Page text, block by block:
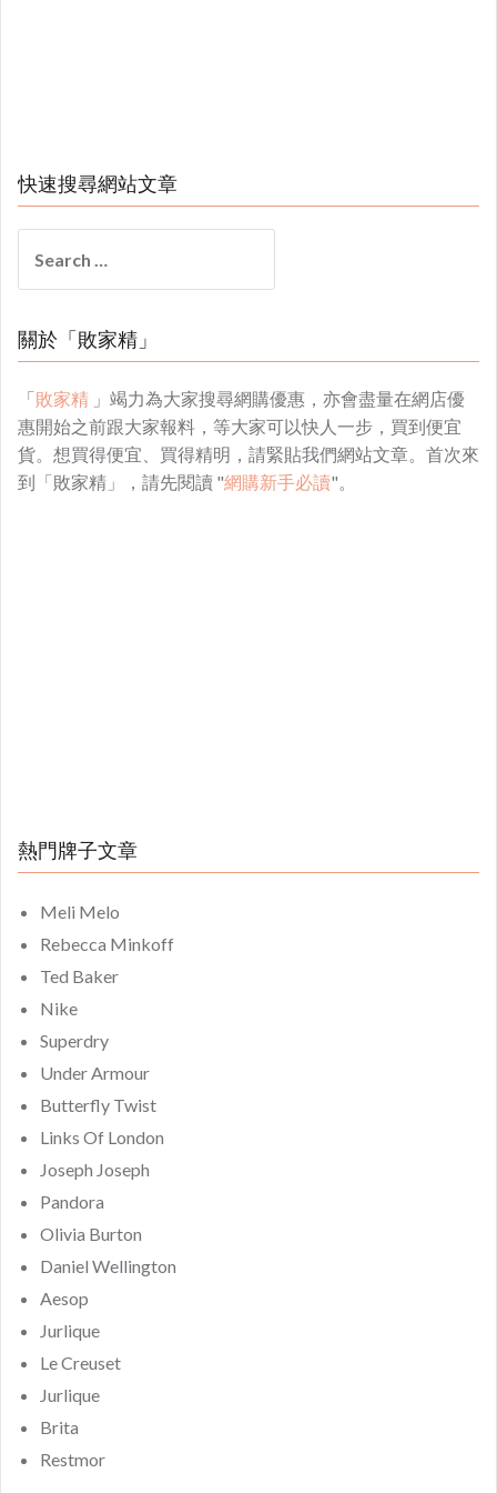
快速搜尋網站文章
for:
關於「敗家精」
「敗家精 」竭力為大家搜尋網購優惠，亦會盡量在網店優
惠開始之前跟大家報料，等大家可以快人一步，買到便宜
貨。想買得便宜、買得精明，請緊貼我們網站文章。首次來
到「敗家精」，請先閱讀 "網購新手必讀"。
熱門牌子文章
Meli Melo
Rebecca Minkoff
Ted Baker
Nike
Superdry
Under Armour
Butterfly Twist
Links Of London
Joseph Joseph
Pandora
Olivia Burton
Daniel Wellington
Aesop
Jurlique
Le Creuset
Jurlique
Brita
Restmor